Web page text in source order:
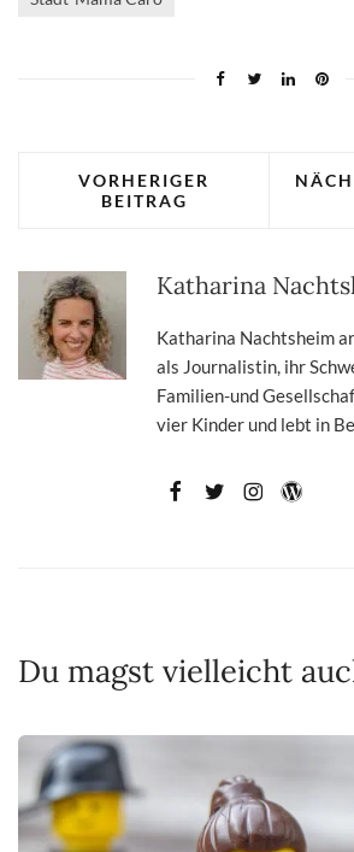
VORHERIGER
BEITRAG
Katharina
Katharina Nachtsheim
als Journalistin, ihr
Familien-und
vier Kinder und lebt in
Du magst vielleicht